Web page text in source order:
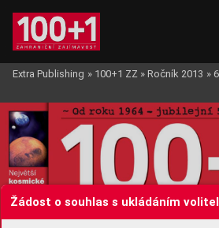
Žádost o souhlas s ukládáním
Extra Publishing » 100+1 ZZ » Ročník 2013 »